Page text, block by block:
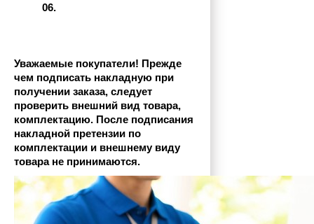
06.
Уважаемые покупатели! Прежде
чем подписать накладную при
получении заказа, следует
проверить внешний вид товара,
комплектацию. После подписания
накладной претензии по
комплектации и внешнему виду
товара не принимаются.